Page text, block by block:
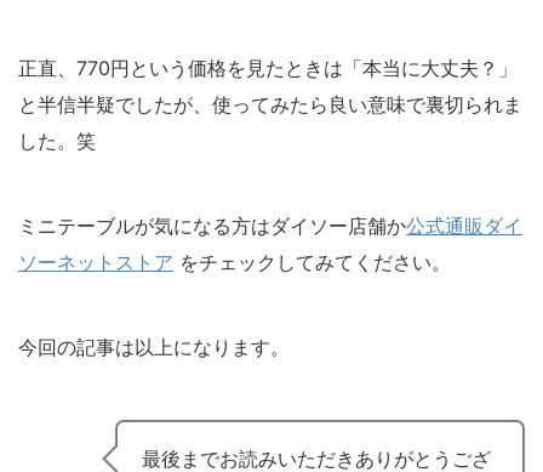
正直、770円という価格を見たときは「本当に大丈夫？」
と半信半疑でしたが、使ってみたら良い意味で裏切られま
した。笑
ミニテーブルが気になる方はダイソー店舗か公式通販ダイ
ソーネットストア をチェックしてみてください。
今回の記事は以上になります。
最後までお読みいただきありがとうござ